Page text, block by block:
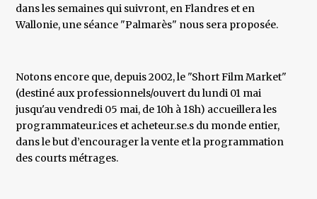
dans les semaines qui suivront, en Flandres et en
Wallonie, une séance "Palmarès" nous sera proposée.
Notons encore que, depuis 2002, le "Short Film Market"
(destiné aux professionnels/ouvert du lundi 01 mai
jusqu'au vendredi 05 mai, de 10h à 18h) accueillera les
programmateur.ices et acheteur.se.s du monde entier,
dans le but d’encourager la vente et la programmation
des courts métrages.